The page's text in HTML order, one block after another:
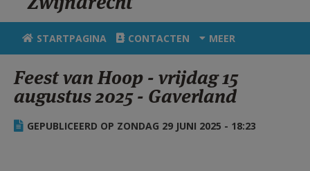
VIERINGEN
SHOP
ZOEKEN
HULP
STARTPAGINA PORTAAL
STARTPAGINA CONTACTEN MEER
Feest van Hoop - vrijdag 15
augustus 2025 - Gaverland
GEPUBLICEERD OP ZONDAG 29 JUNI 2025 - 18:23